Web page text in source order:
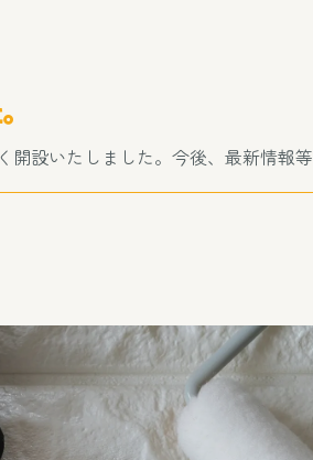
設いたしました。今後、最新情報